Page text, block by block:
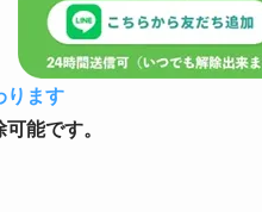
ります
能です。